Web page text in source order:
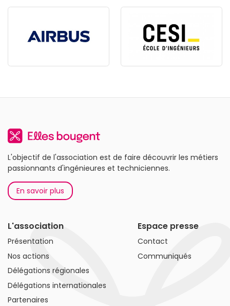
L'objectif de l'association est de faire découvrir les métiers
passionnants d'ingénieures et techniciennes.
En savoir plus
L'association
Présentation
Nos actions
Délégations régionales
Délégations internationales
Partenaires
Espace presse
Contact
Communiqués